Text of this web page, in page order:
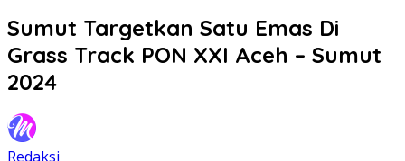
Sumut Targetkan Satu Emas Di
Grass Track PON XXI Aceh – Sumut
2024
Redaksi